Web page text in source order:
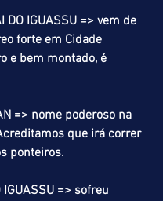
DO IGUASSU => vem de
forte em Cidade
e bem montado, é
=> nome poderoso na
que irá correr
ponteiros.
IGUASSU => sofreu